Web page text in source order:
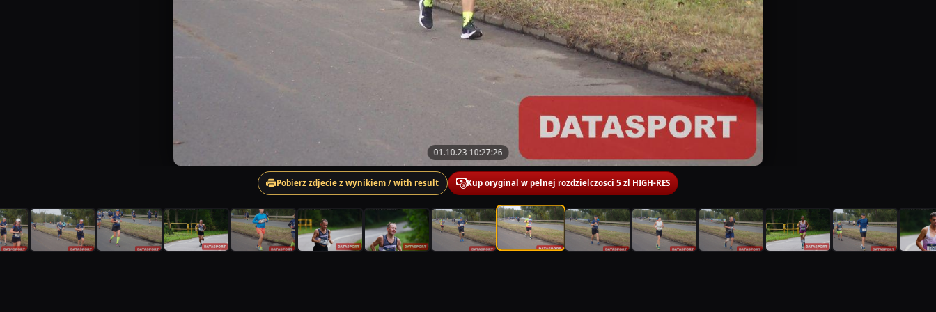
01.10.23 10:27:26
Pobierz zdjecie z wynikiem / with result Kup oryginal w pelnej rozdzielczosci 5 zl HIGH-RES